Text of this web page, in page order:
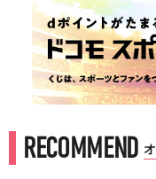
RECOMMEND